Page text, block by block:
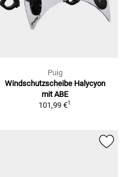
Puig
Windschutzscheibe Halycyon
mit ABE
101,99 €1